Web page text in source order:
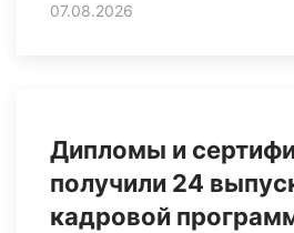
07.08.2026
Дипломы и
получили 24
кадровой